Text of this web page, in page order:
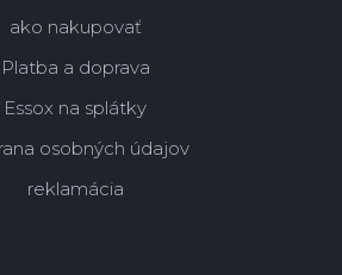
ako nakupovať
Platba a doprava
Essox na splátky
osobných údajov
reklamácia